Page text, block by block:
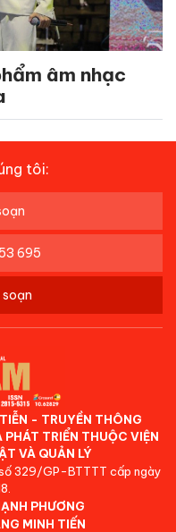
âm nhạc
tôi:
695
- TRUYỀN THÔNG
TRIỂN THUỘC VIỆN
VÀ QUẢN LÝ
329/GP-BTTTT cấp ngày
PHƯƠNG
MINH TIẾN